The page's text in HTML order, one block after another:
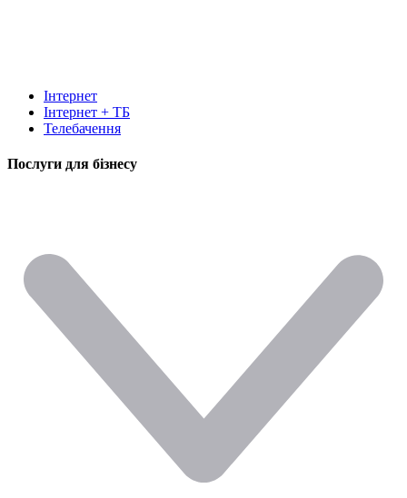
Інтернет
Інтернет + ТБ
Телебачення
Послуги для бізнесу